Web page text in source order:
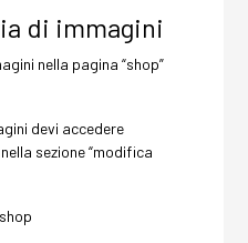
di immagini
nella pagina “shop”
devi accedere
sezione “modifica